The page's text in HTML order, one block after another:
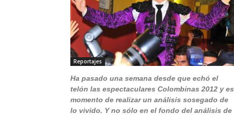
Reportajes
Ha pasado una semana desde que echó el
telón las espectaculares Colombinas 2012 y es
momento de realizar un análisis sosegado de
lo vivido. Y no sólo en el fondo del análisis de